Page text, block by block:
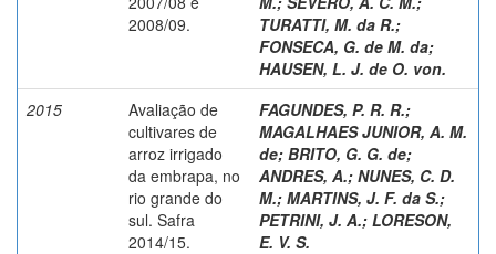
2008/09.
TURATTI, M. da R.;
FONSECA, G. de M. da;
HAUSEN, L. J. de O. von.
2015
Avaliação de
cultivares de
arroz irrigado
da embrapa, no
rio grande do
sul. Safra
2014/15.
FAGUNDES, P. R. R.;
MAGALHAES JUNIOR, A. M.
de; BRITO, G. G. de;
ANDRES, A.; NUNES, C. D.
M.; MARTINS, J. F. da S.;
PETRINI, J. A.; LORESON,
E. V. S.